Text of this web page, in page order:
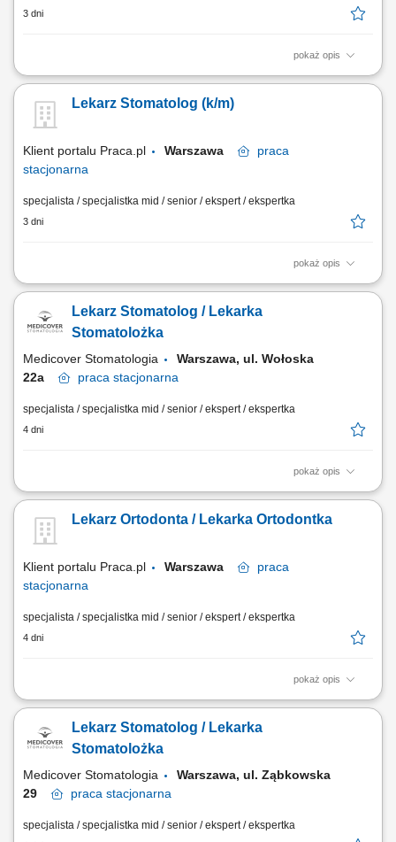
3 dni
pokaż opis
Opis stanowiska Prowadzenie kompleksowego leczenia
zabiegowego nowej generacji. Ścisła współpraca z interdyscyplinarnym
zespołem specjalistów w celu zapewnienia ciągłości oraz najwyższego
Lekarz Stomatolog (k/m)
Klient portalu Praca.pl Warszawa
praca
stacjonarna
specjalista / specjalistka mid / senior / ekspert / ekspertka
3 dni
pokaż opis
wykonywanie zabiegów z zakresu stomatologii zachowawczej z
terapeutycznych, tworzenie oraz realizacja planów leczenia
odpowiadających potrzebom pacjentów, monitorowanie przebiegu
Lekarz Stomatolog / Lekarka
Stomatolożka
Medicover Stomatologia
Warszawa, ul. Wołoska
22a
praca stacjonarna
specjalista / specjalistka mid / senior / ekspert / ekspertka
4 dni
pokaż opis
Zapraszamy do współpracy lekarzy dentystów/ lekarki dentystki z
obejmować: kompleksowe leczenie pacjentów w zakresie stomatologii
zachowawczej, z wykorzystaniem nowoczesnych metod i materiałów,
Lekarz Ortodonta / Lekarka Ortodontka
Klient portalu Praca.pl Warszawa
praca
stacjonarna
specjalista / specjalistka mid / senior / ekspert / ekspertka
4 dni
pokaż opis
Samodzielne prowadzenie konsultacji i leczenia ortodontycznego.
nowoczesnymi rozwiązaniami stosowanymi w ortodoncji. Współpraca z
zespołem lekarzy w ramach kompleksowego leczenia pacjentów.
Lekarz Stomatolog / Lekarka
Stomatolożka
Medicover Stomatologia
Warszawa, ul. Ząbkowska
29
praca stacjonarna
specjalista / specjalistka mid / senior / ekspert / ekspertka